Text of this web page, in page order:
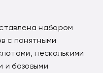
набором
с понятными
несколькими
и базовыми